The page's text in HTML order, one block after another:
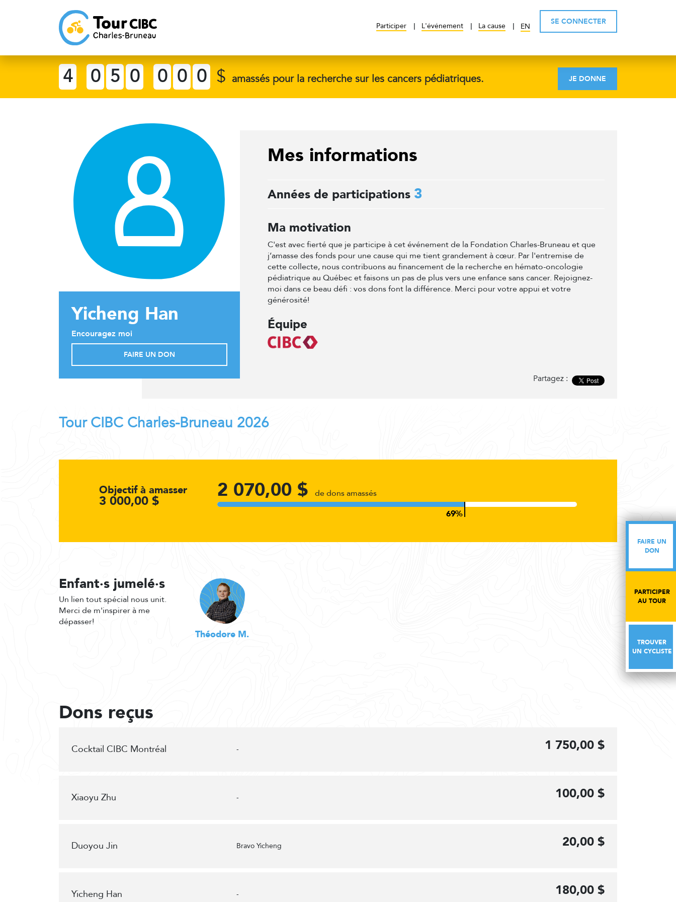
Participer L'événement La cause EN
SE CONNECTER
FAIRE UN
DON
PARTICIPER
AU TOUR
TROUVER
UN CYCLISTE
4 0 5 0 0 0 0 $ amassés pour la recherche sur les cancers pédiatriques. JE DONNE
Yicheng Han
Encouragez moi
FAIRE UN DON
Mes informations
Années de participations 3
Ma motivation
C'est avec fierté que je participe à cet événement de la Fondation Charles-Bruneau et que
j’amasse des fonds pour une cause qui me tient grandement à cœur. Par l'entremise de
cette collecte, nous contribuons au financement de la recherche en hémato-oncologie
pédiatrique au Québec et faisons un pas de plus vers une enfance sans cancer. Rejoignez-
moi dans ce beau défi : vos dons font la différence. Merci pour votre appui et votre
générosité!
Équipe
Partagez :
Tour CIBC Charles-Bruneau 2026
Objectif à amasser
3 000,00 $ 2 070,00 $ de dons amassés
Enfant·s jumelé·s
Un lien tout spécial nous unit.
Merci de m'inspirer à me
dépasser!
Théodore M.
Dons reçus
Cocktail CIBC Montréal - 1 750,00 $
Xiaoyu Zhu - 100,00 $
Duoyou Jin Bravo Yicheng 20,00 $
Yicheng Han - 180,00 $
FAIRE UN
DON
PARTICIPER
AU TOUR
TROUVER
UN CYCLISTE